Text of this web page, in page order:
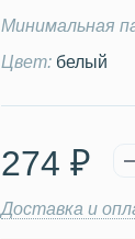
Минимальная
Цвет: белый
274 ₽
Доставка и